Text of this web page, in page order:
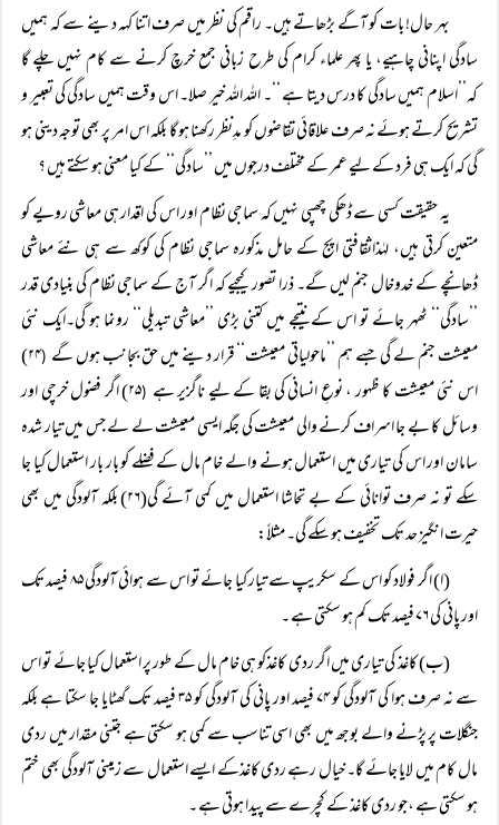
بہر حال! بات کو آگے بڑھاتے ہیں۔ راقم کی نظر میں صرف اتنا کہہ دینے سے کہ ہمیں
سادگی اپنانی چاہیے، یا پھر علماء کرام کی طرح زبانی جمع خرچ کرنے سے کام نہیں چلے گا
کہ’’اسلام ہمیں سادگی کا درس دیتا ہے ‘‘۔ اللہ اللہ خیر صلا۔ اس وقت ہمیں سادگی کی تعبیر و
تشریح کرتے ہوئے نہ صرف علاقائی تقاضوں کو مدِنظر رکھنا ہو گا بلکہ اس امر پر بھی توجہ دینی ہو
گی کہ ایک ہی فرد کے لیے عمر کے مختلف درجوں میں ’’سادگی‘‘ کے کیا معنی ہو سکتے ہیں ؟
یہ حقیقت کسی سے ڈھکی چھپی نہیں کہ سماجی نظام اور اس کی اقدار ہی معاشی رویے کو
متعین کرتی ہیں، لہٰذاثقافتی اپج کے حامل مذکورہ سماجی نظام کی کوکھ سے ہی نئے معاشی
ڈھانچے کے خدوخال جنم لیں گے۔ ذرا تصور کیجیے کہ اگر آج کے سماجی نظام کی بنیادی قدر
’’سادگی‘‘ ٹھہر جائے تو اس کے نتیجے میں کتنی بڑی ’’معاشی تبدیلی‘‘ رونما ہو گی۔ایک نئی
معیشت جنم لے گی جسے ہم ’’ماحولیاتی معیشت‘‘ قرار دینے میں حق بجانب ہوں گے (
۲۴)
اس نئی معیشت کا ظہور ، نوعِ انسانی کی بقا کے لیے ناگزیر ہے (
۲۵) اگر فضول خرچی اور
وسائل کا بے جا اسراف کرنے والی معیشت کی جگہ ایسی معیشت لے لے جس میں تیار شدہ
سامان اور اس کی تیاری میں استعمال ہونے والے خام مال کے فضلے کو بار بار استعمال کیا جا
سکے تو نہ صرف توانائی کے بے تحاشا استعمال میں کمی آئے گی(۲۶) بلکہ آلودگی میں بھی
حیرت انگیز حد تک تخفیف ہو سکے گی۔ مثلاً:
(ا) اگر فولاد کو اس کے سکریپ سے تیار کیا جائے تو اس سے ہوائی آلودگی ۸۵ فیصد تک
اور پانی کی ۷۶ فیصد تک کم ہو سکتی ہے ۔
(ب) کاغذ کی تیاری میں اگر ردی کاغذکو ہی خام مال کے طور پر استعمال کیا جائے تو اس
سے نہ صرف ہوا کی آلودگی کو ۷۴ فیصد اور پانی کی آلودگی کو ۳۵ فیصد تک گھٹایا جا سکتا ہے بلکہ
جنگلات پر پڑنے والے بوجھ میں بھی اسی تناسب سے کمی ہو سکتی ہے جتنی مقدار میں ردی
مال کام میں لایا جائے گا۔ خیال رہے ردی کاغذکے ایسے استعمال سے زمینی آلودگی بھی ختم
ہو سکتی ہے ،جو ردی کاغذ کے کچرے سے پیدا ہوتی ہے ۔